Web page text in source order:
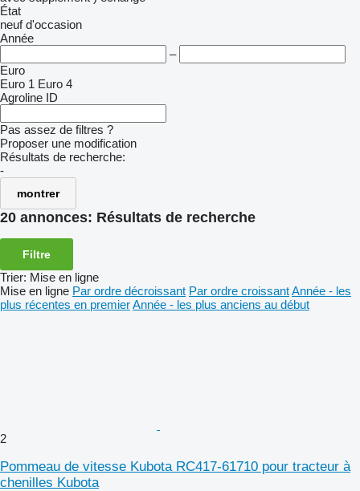
État
neuf d'occasion
Année
–
Euro
Euro 1 Euro 4
Agroline ID
Pas assez de filtres ?
Proposer une modification
Résultats de recherche:
-
montrer
20 annonces: Résultats de recherche
Filtre
Trier: Mise en ligne
Mise en ligne Par ordre décroissant Par ordre croissantAnnée - les
plus récentes en premierAnnée - les plus anciens au début
2
Pommeau de vitesse Kubota RC417-61710 pour tracteur à
chenilles Kubota